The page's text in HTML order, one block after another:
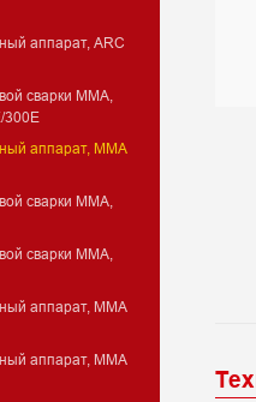
аппарат, ARC
сварки MMA,
300E
аппарат, MMA
сварки MMA,
сварки MMA,
аппарат, MMA
аппарат, MMA